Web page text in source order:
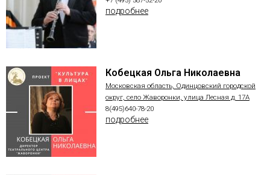
подробнее
Кобецкая Ольга Николаевна
Московская область, Одинцовский городской
округ, село Жаворонки, улица Лесная д. 17А
8(495)640-78-20
подробнее